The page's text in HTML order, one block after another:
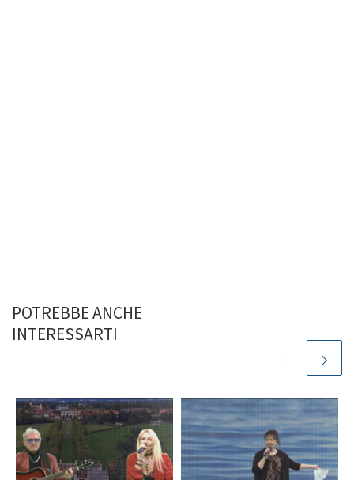
POTREBBE ANCHE
INTERESSARTI